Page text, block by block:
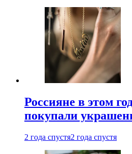
Россияне в этом
покупали
2 года спустя2 года спустя